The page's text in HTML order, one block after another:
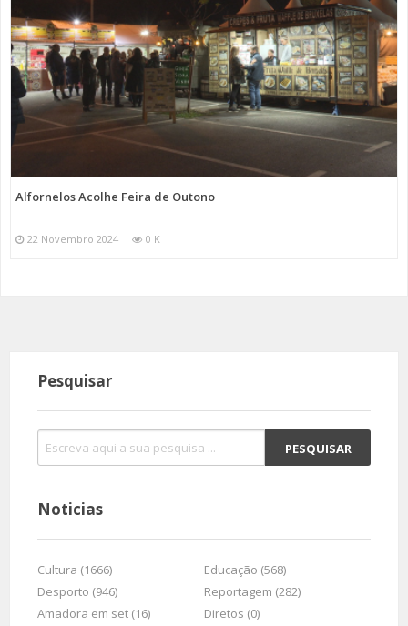
Alfornelos Acolhe Feira de Outono
22 Novembro 2024 0 K
Pesquisar
Noticias
Cultura (1666)
Educação (568)
Desporto (946)
Reportagem (282)
Amadora em set (16)
Diretos (0)